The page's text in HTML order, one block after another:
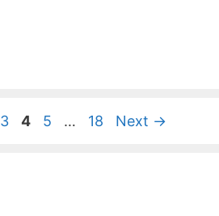
Page
3 Page
4 Page
5 … Page
18 Next →